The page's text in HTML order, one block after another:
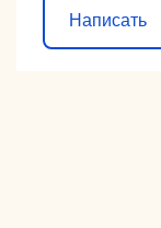
Написать